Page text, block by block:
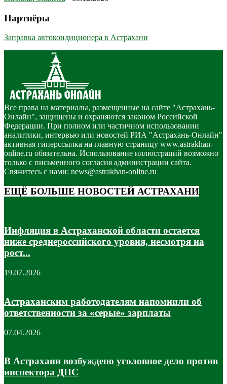
Партнёры
Заправка автокондиционера в Астрахани
Все права на материалы, размещенные на сайте "Астрахань-
Онлайн", защищены и охраняются законом Российской
Федерации. При полном или частичном использовании
аналитики, интервью или новостей РИА "Астрахань-Онлайн"
активная гиперссылка на главную страницу www.astrakhan-
online.ru обязательна. Использование иллюстраций возможно
только с письменного согласия администрации сайта.
Свяжитесь с нами: news@astrakhan-online.ru
ЕЩЁ БОЛЬШЕ НОВОСТЕЙ АСТРАХАНИ
Инфляция в Астраханской области остается
ниже среднероссийского уровня, несмотря на
рост...
19.07.2026
Астраханским работодателям напомнили об
ответственности за «серые» зарплаты
07.04.2026
В Астрахани возбуждено уголовное дело против
инспектора ДПС